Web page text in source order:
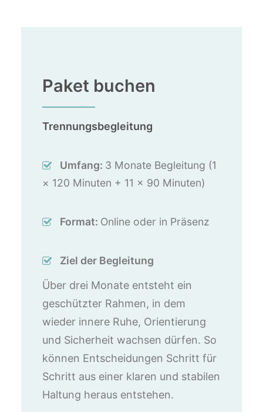
Paket buchen
Trennungsbegleitung
Umfang: 3 Monate Begleitung (1
× 120 Minuten + 11 × 90 Minuten)
Format: Online oder in Präsenz
Ziel der Begleitung
Über drei Monate entsteht ein
geschützter Rahmen, in dem
wieder innere Ruhe, Orientierung
und Sicherheit wachsen dürfen. So
können Entscheidungen Schritt für
Schritt aus einer klaren und stabilen
Haltung heraus entstehen.